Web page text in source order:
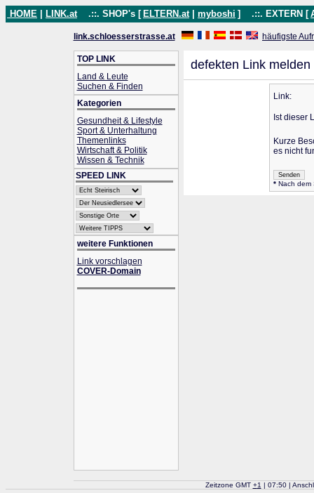
HOME LINK.at .::. SHOP's [ ELTERN.at myboshi ] .::. EXTERN [
link.schloesserstrasse.at häufigste
TOP LINK
Land & Leute
Suchen & Finden
Kategorien
Gesundheit & Lifestyle
Sport & Unterhaltung
Themenlinks
Wirtschaft & Politik
Wissen & Technik
SPEED LINK
weitere Funktionen
Link vorschlagen
COVER-Domain
defekten Link melden
Link:
Ist dieser
Kurze
es nicht
*Nach dem
Zeitzone GMT +1 | 07:50 |